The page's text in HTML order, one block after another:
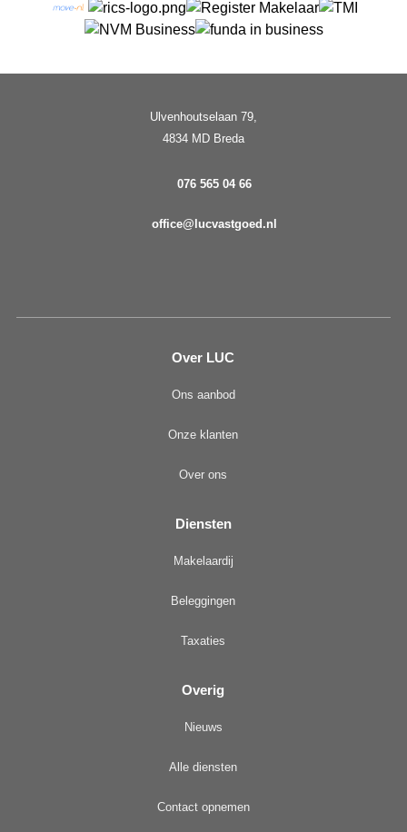
Ulvenhoutselaan 79,
4834 MD Breda
076 565 04 66
office@lucvastgoed.nl
Over LUC
Ons aanbod
Onze klanten
Over ons
Diensten
Makelaardij
Beleggingen
Taxaties
Overig
Nieuws
Alle diensten
Contact opnemen